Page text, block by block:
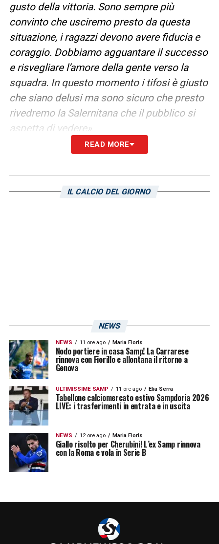
gusto della vittoria. Sono sempre più
convinto che usciremo presto da questa
situazione, i ragazzi devono avere fiducia e
coraggio. Dobbiamo agguantare il successo
e risvegliare l’amore della gente verso la
squadra. In questo momento i tifosi è giusto
che siano delusi ma sono sicuro che presto
rivedremo la Salernitana che il pubblico si
aspetta di vedere».
READ MORE
IL CALCIO DEL GIORNO
NEWS
NEWS 11 ore ago Maria Floris
Nodo portiere in casa Samp! La Carrarese
rinnova con Fiorillo e allontana il ritorno a
Genova
ULTIMISSIME SAMP 11 ore ago Elia Serra
Tabellone calciomercato estivo Sampdoria 2026
LIVE: i trasferimenti in entrata e in uscita
NEWS 12 ore ago Maria Floris
Giallo risolto per Cherubini! L’ex Samp rinnova
con la Roma e vola in Serie B